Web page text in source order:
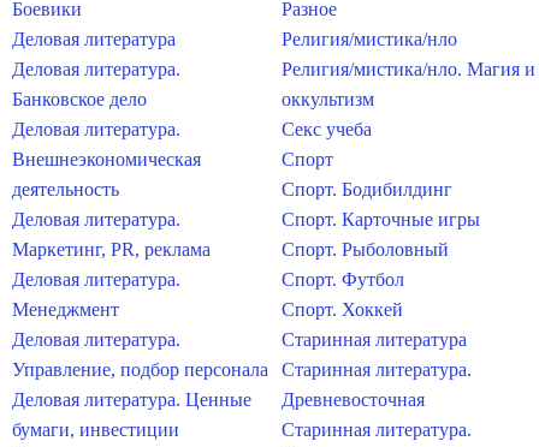
Боевики
Деловая литература
Деловая литература.
Банковское дело
Деловая литература.
Внешнеэкономическая
деятельность
Деловая литература.
Маркетинг, PR, реклама
Деловая литература.
Менеджмент
Деловая литература.
Управление, подбор персонала
Деловая литература. Ценные
бумаги, инвестиции
Разное
Религия/мистика/нло
Религия/мистика/нло. Магия и
оккультизм
Секс учеба
Спорт
Спорт. Бодибилдинг
Спорт. Карточные игры
Спорт. Рыболовный
Спорт. Футбол
Спорт. Хоккей
Старинная литература
Старинная литература.
Древневосточная
Старинная литература.